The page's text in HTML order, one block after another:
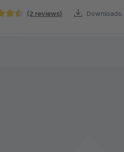
(2 reviews) Downloads: